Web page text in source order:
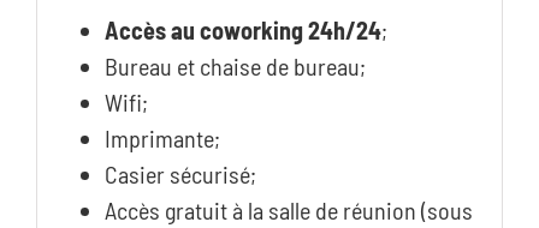
Accès au coworking 24h/24;
Bureau et chaise de bureau;
Wifi;
Imprimante;
Casier sécurisé;
Accès gratuit à la salle de réunion (sous